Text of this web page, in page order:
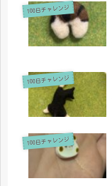
100日チャレンジ
100日チャレンジ
100日チャレンジ